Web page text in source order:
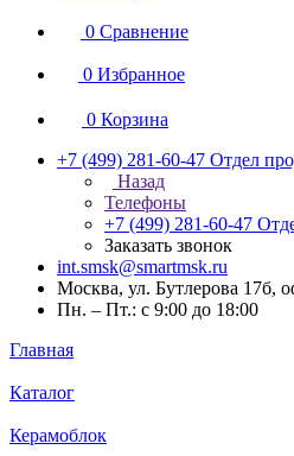
0 Сравнение
0 Избранное
0 Корзина
+7 (499) 281-60-47 Отдел
Назад
Телефоны
+7 (499) 281-60-47
Заказать звонок
int.smsk@smartmsk.ru
Москва, ул. Бутлерова 17б,
Пн. – Пт.: с 9:00 до 18:00
Главная
Каталог
Керамоблок